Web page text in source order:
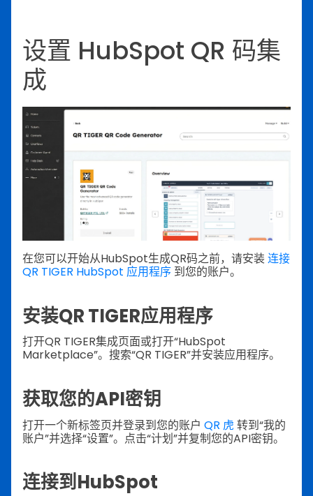
设置 HubSpot QR 码集
成
在您可以开始从HubSpot生成QR码之前，请安装连接
QR TIGER HubSpot 应用程序 到您的账户。
安装QR TIGER应用程序
打开QR TIGER集成页面或打开“HubSpot
Marketplace”。搜索“QR TIGER”并安装应用程序。
获取您的API密钥
打开一个新标签页并登录到您的账户 QR 虎 转到“我的
账户”并选择“设置”。点击“计划”并复制您的API密钥。
连接到HubSpot